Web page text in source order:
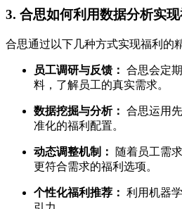
3. 合思如何利用数据分析实
合思通过以下几种方式实现福利的
员工调研与反馈： 合思会定
料，了解员工的真实需求。
数据挖掘与分析： 合思运用
准化的福利配置。
动态调整机制：
随着员工需
更符合需求的福利选项。
个性化福利推荐： 利用机器